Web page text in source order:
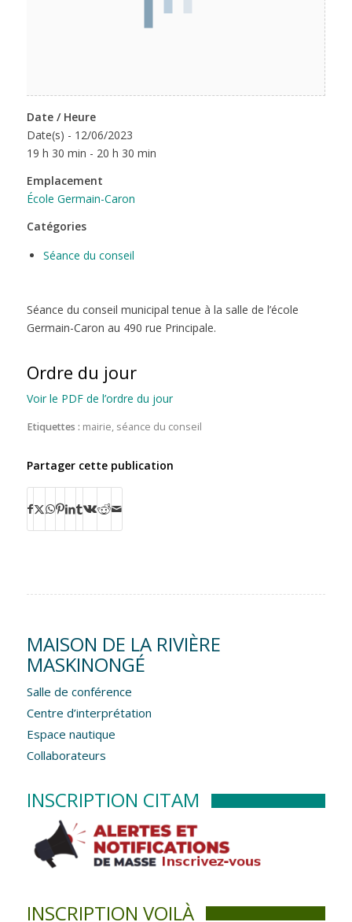
Date / Heure
Date(s) - 12/06/2023
19 h 30 min - 20 h 30 min
Emplacement
École Germain-Caron
Catégories
Séance du conseil
Séance du conseil municipal tenue à la salle de l’école
Germain-Caron au 490 rue Principale.
Ordre du jour
Voir le PDF de l’ordre du jour
Etiquettes : mairie, séance du conseil
Partager cette publication
MAISON DE LA RIVIÈRE
MASKINONGÉ
Salle de conférence
Centre d’interprétation
Espace nautique
Collaborateurs
INSCRIPTION CITAM
INSCRIPTION VOILÀ